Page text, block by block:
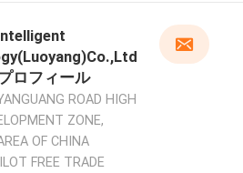
ロフィール
ROAD HIGH
ZONE,
OF CHINA
FREE TRADE